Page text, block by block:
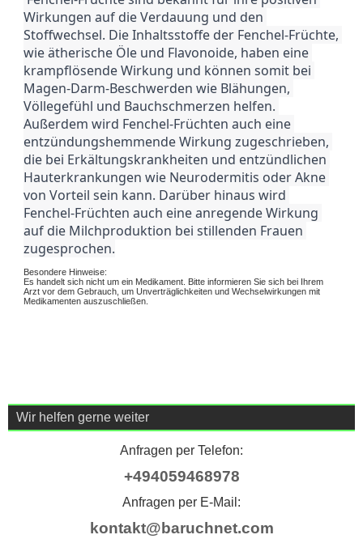
Wirkungen auf die Verdauung und den
Stoffwechsel. Die Inhaltsstoffe der Fenchel-Früchte,
wie ätherische Öle und Flavonoide, haben eine
krampflösende Wirkung und können somit bei
Magen-Darm-Beschwerden wie Blähungen,
Völlegefühl und Bauchschmerzen helfen.
Außerdem wird Fenchel-Früchten auch eine
entzündungshemmende Wirkung zugeschrieben,
die bei Erkältungskrankheiten und entzündlichen
Hauterkrankungen wie Neurodermitis oder Akne
von Vorteil sein kann. Darüber hinaus wird
Fenchel-Früchten auch eine anregende Wirkung
auf die Milchproduktion bei stillenden Frauen
zugesprochen.
Besondere Hinweise:
Es handelt sich nicht um ein Medikament. Bitte informieren Sie sich bei Ihrem
Arzt vor dem Gebrauch, um Unverträglichkeiten und Wechselwirkungen mit
Medikamenten auszuschließen.
Wir helfen gerne weiter
Anfragen per Telefon:
+494059468978
Anfragen per E-Mail:
kontakt@baruchnet.com